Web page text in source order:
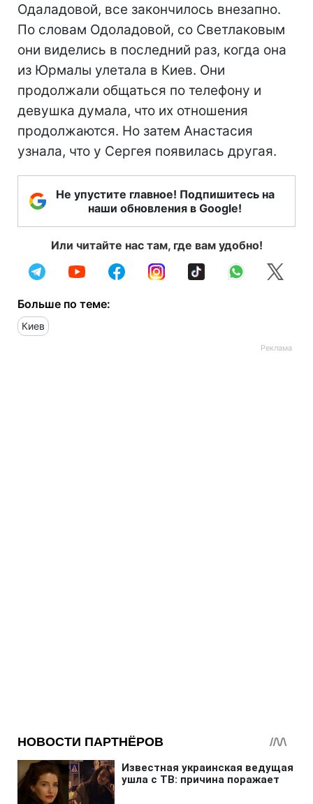
Одаладовой, все закончилось внезапно.
По словам Одоладовой, со Светлаковым
они виделись в последний раз, когда она
из Юрмалы улетала в Киев. Они
продолжали общаться по телефону и
девушка думала, что их отношения
продолжаются. Но затем Анастасия
узнала, что у Сергея появилась другая.
Не упустите главное! Подпишитесь на
наши обновления в Google!
Или читайте нас там, где вам удобно!
Больше по теме:
Киев